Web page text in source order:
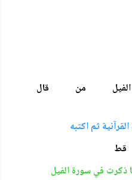
من قال
ثم اكتبه
في سورة الفيل